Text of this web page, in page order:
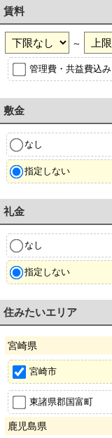
賃料
～
管理費・共益費込み
敷金
なし
指定しない
礼金
なし
指定しない
住みたいエリア
宮崎県
宮崎市
東諸県郡国富町
鹿児島県